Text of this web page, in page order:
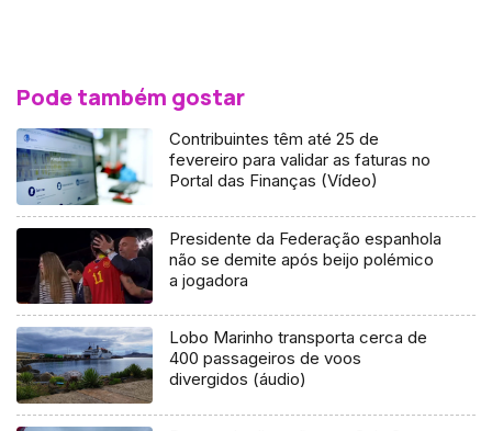
Pode também gostar
Contribuintes têm até 25 de
fevereiro para validar as faturas no
Portal das Finanças (Vídeo)
Presidente da Federação espanhola
não se demite após beijo polémico
a jogadora
Lobo Marinho transporta cerca de
400 passageiros de voos
divergidos (áudio)